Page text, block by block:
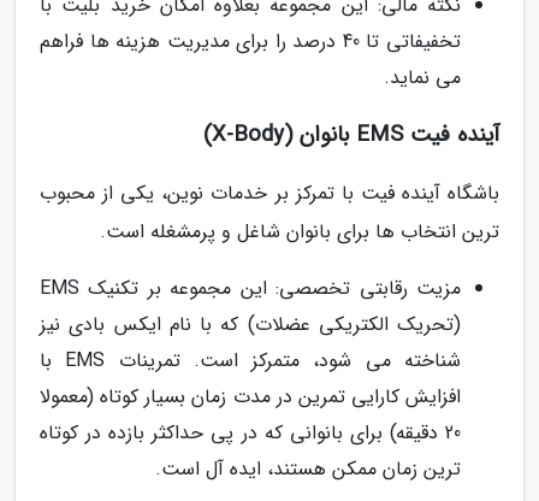
تخفیفاتی تا 40 درصد را برای مدیریت هزینه ها فراهم
می نماید.
آینده فیت EMS بانوان (X-Body)
باشگاه آینده فیت با تمرکز بر خدمات نوین، یکی از محبوب
ترین انتخاب ها برای بانوان شاغل و پرمشغله است.
مزیت رقابتی تخصصی: این مجموعه بر تکنیک EMS
(تحریک الکتریکی عضلات) که با نام ایکس بادی نیز
شناخته می شود، متمرکز است. تمرینات EMS با
افزایش کارایی تمرین در مدت زمان بسیار کوتاه (معمولا
20 دقیقه) برای بانوانی که در پی حداکثر بازده در کوتاه
ترین زمان ممکن هستند، ایده آل است.